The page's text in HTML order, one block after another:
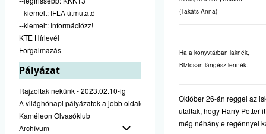
--kiemelt: IFLA útmutató
--kiemelt: Információzz!
KTE Hírlevél
Forgalmazás
Pályázat
Rajzoltak nekünk - 2023.02.10-ig
A világhónapi pályázatok a jobb oldalon találhatók
Kaméleon Olvasóklub
Archívum
(Takáts Anna)
Ha a könyvtárban laknék,
Biztosan lángész lennék.
Október 26-án reggel az
utaltak, hogy Harry Potter
még néhány e regénnyel